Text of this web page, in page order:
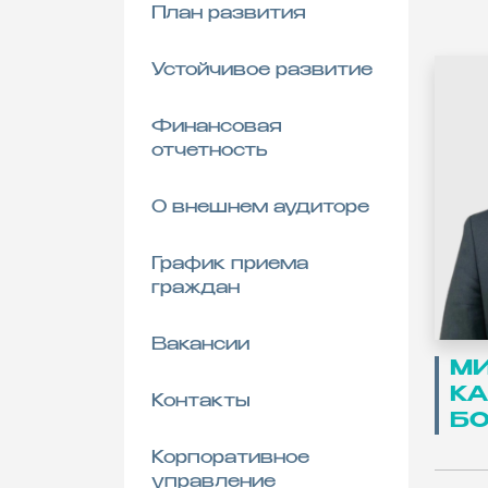
План развития
Устойчивое развитие
Финансовая
отчетность
О внешнем аудиторе
График приема
граждан
Вакансии
Контакты
Корпоративное
управление